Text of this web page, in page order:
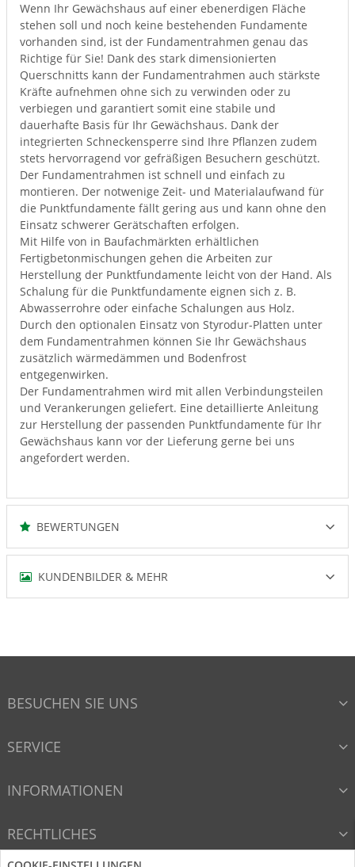
Wenn Ihr Gewächshaus auf einer ebenerdigen Fläche
stehen soll und noch keine bestehenden Fundamente
vorhanden sind, ist der Fundamentrahmen genau das
Richtige für Sie! Dank des stark dimensionierten
Querschnitts kann der Fundamentrahmen auch stärkste
Kräfte aufnehmen ohne sich zu verwinden oder zu
verbiegen und garantiert somit eine stabile und
dauerhafte Basis für Ihr Gewächshaus. Dank der
integrierten Schneckensperre sind Ihre Pflanzen zudem
stets hervorragend vor gefräßigen Besuchern geschützt.
Der Fundamentrahmen ist schnell und einfach zu
montieren. Der notwenige Zeit- und Materialaufwand für
die Punktfundamente fällt gering aus und kann ohne den
Einsatz schwerer Gerätschaften erfolgen.
Mit Hilfe von in Baufachmärkten erhältlichen
Fertigbetonmischungen gehen die Arbeiten zur
Herstellung der Punktfundamente leicht von der Hand. Als
Schalung für die Punktfundamente eignen sich z. B.
Abwasserrohre oder einfache Schalungen aus Holz.
Durch den optionalen Einsatz von Styrodur-Platten unter
dem Fundamentrahmen können Sie Ihr Gewächshaus
zusätzlich wärmedämmen und Bodenfrost
entgegenwirken.
Der Fundamentrahmen wird mit allen Verbindungsteilen
und Verankerungen geliefert. Eine detaillierte Anleitung
zur Herstellung der passenden Punktfundamente für Ihr
Gewächshaus kann vor der Lieferung gerne bei uns
angefordert werden.
BEWERTUNGEN
KUNDENBILDER & MEHR
BESUCHEN SIE UNS
SERVICE
INFORMATIONEN
RECHTLICHES